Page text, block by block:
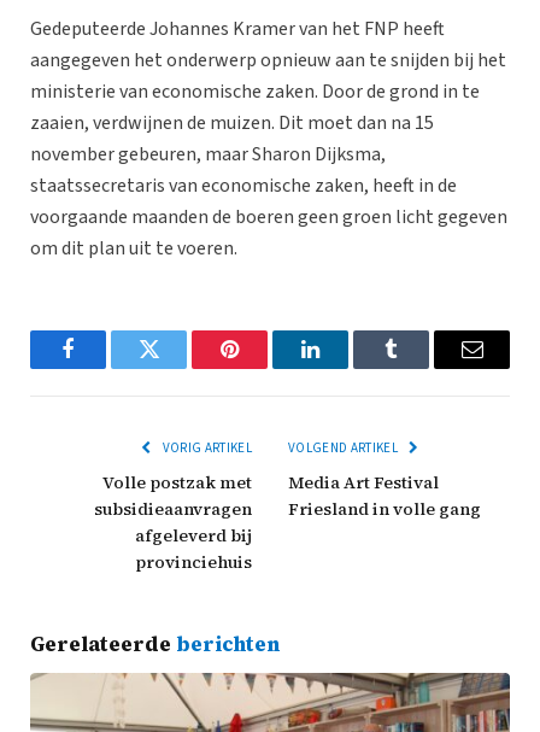
Gedeputeerde Johannes Kramer van het FNP heeft
aangegeven het onderwerp opnieuw aan te snijden bij het
ministerie van economische zaken. Door de grond in te
zaaien, verdwijnen de muizen. Dit moet dan na 15
november gebeuren, maar Sharon Dijksma,
staatssecretaris van economische zaken, heeft in de
voorgaande maanden de boeren geen groen licht gegeven
om dit plan uit te voeren.
FacebookTwitter Pinterest LinkedInTumblr Email
VORIG ARTIKEL
Volle postzak met
subsidieaanvragen
afgeleverd bij
provinciehuis
VOLGEND ARTIKEL
Media Art Festival
Friesland in volle gang
Gerelateerde berichten